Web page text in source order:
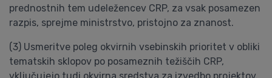
prednostnih tem udeležencev CRP, za vsak posamezen
razpis, sprejme ministrstvo, pristojno za znanost.
(3) Usmeritve poleg okvirnih vsebinskih prioritet v obliki
tematskih sklopov po posameznih težiščih CRP,